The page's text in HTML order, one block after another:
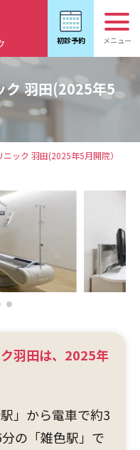
ク 羽田(2025年5
ック 羽田(2025年5月開院）
羽田は、2025年
」から電車で約3
の「雑色駅」で